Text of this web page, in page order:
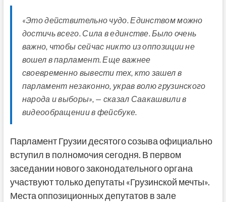
«Это действительно чудо. Единством можно
достичь всего. Сила в единстве. Было очень
важно, чтобы сейчас никто из оппозиции не
вошел в парламент. Еще важнее
своевременно вывести тех, кто зашел в
парламент незаконно, украв волю грузинского
народа и выборы», — сказал Саакашвили в
видеообращении в фейсбуке.
Парламент Грузии десятого созыва официально
вступил в полномочия сегодня. В первом
заседании нового законодательного органа
участвуют только депутаты «Грузинской мечты».
Места оппозиционных депутатов в зале